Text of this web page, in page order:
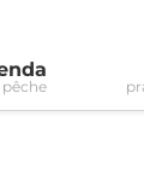
pêche